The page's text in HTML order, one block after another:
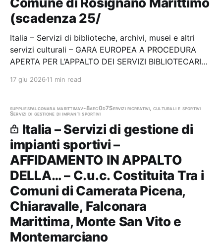
(scadenza 25/
Italia – Servizi di biblioteche, archivi, musei e altri
servizi culturali – GARA EUROPEA A PROCEDURA
APERTA PER L’APPALTO DEI SERVIZI BIBLIOTECARI
ROSIGNANO MARITTIMO UBICATA PRESSO IL
SOLVAY PER LA DURATA DI 24 MESI…
17 giu 2026 11 min read
suppliesfalconara marittimav-8aec0d7Servizi ricreativi, culturali e sportivi
Servizi di gestione di impianti sportivi
Italia – Servizi di gestione di
impianti sportivi –
AFFIDAMENTO IN APPALTO
DELLA… – C.u.c. Costituita Tra i
Comuni di Camerata Picena,
Chiaravalle, Falconara
Marittima, Monte San Vito e
Montemarciano